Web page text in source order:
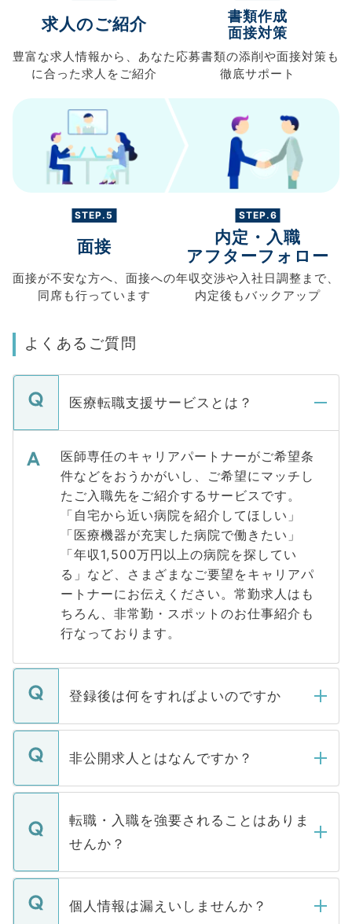
求人のご紹介
豊富な求人情報から、 あなた
に合った求人を ご紹介
書類作成
面接対策
応募書類の添削や面接対策も
徹底サポート
STEP.5
面接
面接が不安な方へ、 面接への
同席も行っています
STEP.6
内定・入職
アフターフォロー
年収交渉や入社日調整まで、
内定後もバックアップ
よくあるご質問
医療転職支援サービスとは？
医師専任のキャリアパートナーがご希望条
件などをおうかがいし、ご希望にマッチし
たご入職先をご紹介するサービスです。
「自宅から近い病院を紹介してほしい」
「医療機器が充実した病院で働きたい」
「年収1,500万円以上の病院を探してい
る」など、さまざまなご要望をキャリアパ
ートナーにお伝えください。常勤求人はも
ちろん、非常勤・スポットのお仕事紹介も
行なっております。
登録後は何をすればよいのですか
ご登録いただきましたら、弊社担当者がご
登録内容を確認し、その後メールもしくは
ます。通常、5営業日以内にはご連絡をせて
いただきますので、しばらくお待ちくださ
非公開求人とはなんですか？
マイナビDOCTORで取り扱っている求人の
うち約3割は、Webサイトからご覧いただ
けない「非公開求人」です。非公開求人は
下記の理由によって、一般には公開してい
ません。
■応募殺到を避けるため 人気のある医療機
転職・入職を強要されることはありま
せんか？
転職・入職を強要することは一切ありませ
ん。また、仮に応募先から内定をいただい
個人情報は漏えいしませんか？